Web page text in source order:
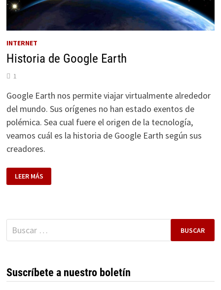
INTERNET
Historia de Google Earth
1
Google Earth nos permite viajar virtualmente alrededor
del mundo. Sus orígenes no han estado exentos de
polémica. Sea cual fuere el origen de la tecnología,
veamos cuál es la historia de Google Earth según sus
creadores.
HISTORIA
DE
GOOGLE
LEER MÁS
Buscar:
Suscríbete a nuestro boletín